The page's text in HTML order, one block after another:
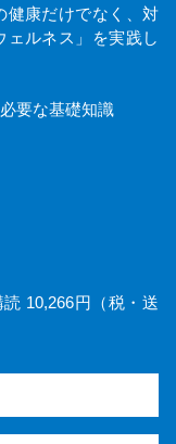
健康だけでなく、対
ェルネス」を実践し
要な基礎知識
10,266円（税・送